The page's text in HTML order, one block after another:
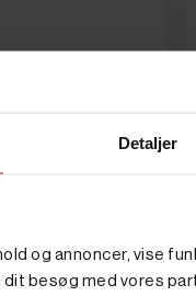
Detaljer
og annoncer, vise
besøg med vores